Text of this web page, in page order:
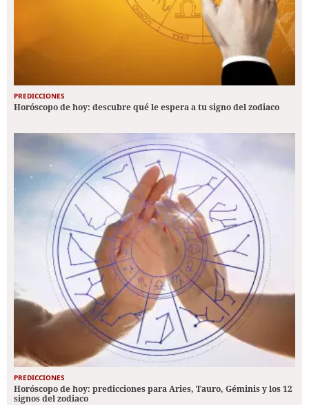
PREDICCIONES
Horóscopo de hoy: descubre qué le espera a tu signo del zodiaco
PREDICCIONES
Horóscopo de hoy: predicciones para Aries, Tauro, Géminis y los 12
signos del zodiaco